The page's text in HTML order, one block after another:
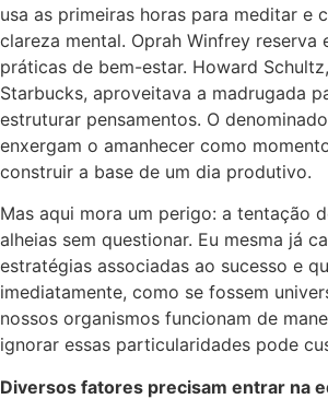
usa as primeiras horas para meditar e
clareza mental. Oprah Winfrey reserva
práticas de bem-estar. Howard
Starbucks, aproveitava a madrugada
estruturar pensamentos. O
enxergam o amanhecer como
construir a base de um dia produtivo.
Mas aqui mora um perigo: a tentação
alheias sem questionar. Eu mesma já
estratégias associadas ao sucesso e
imediatamente, como se fossem
nossos organismos funcionam de
ignorar essas particularidades pode
Diversos fatores precisam entrar na